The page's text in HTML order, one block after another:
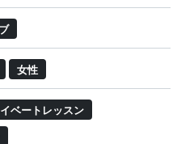
女性
ベートレッスン